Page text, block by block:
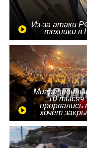
Из-за атаки
техники в
10 тысяч
хочет